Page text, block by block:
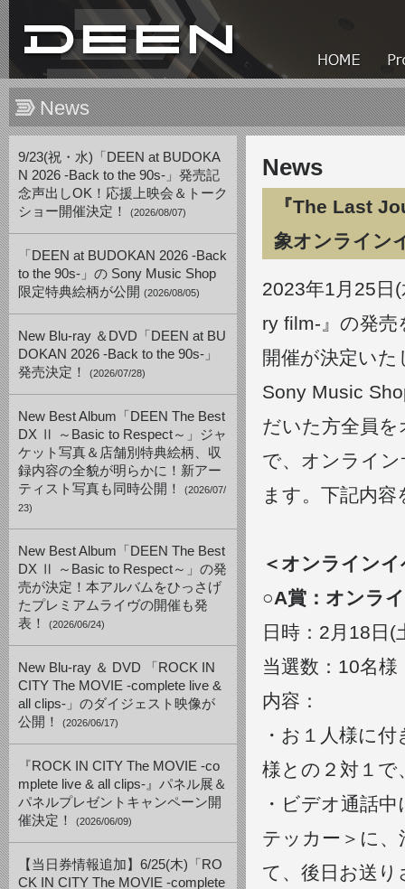
News
9/23(祝・水)「DEEN at BUDOKA
N 2026 -Back to the 90s-」発売記
念声出しOK！応援上映会＆トーク
ショー開催決定！
(2026/08/07)
「DEEN at BUDOKAN 2026 -Back
to the 90s-」の Sony Music Shop
限定特典絵柄が公開 (2026/08/05)
New Blu-ray ＆DVD「DEEN at BU
DOKAN 2026 -Back to the 90s-」
発売決定！
(2026/07/28)
New Best Album「DEEN The Best
DX Ⅱ ～Basic to Respect～」ジャ
ケット写真＆店舗別特典絵柄、収
録内容の全貌が明らかに！新アー
ティスト写真も同時公開！
(2026/07/
23)
New Best Album「DEEN The Best
DX Ⅱ ～Basic to Respect～」の発
売が決定！本アルバムをひっさげ
たプレミアムライヴの開催も発
表！
(2026/06/24)
New Blu-ray ＆ DVD 「ROCK IN
CITY The MOVIE -complete live &
all clips-」のダイジェスト映像が
公開！
(2026/06/17)
『ROCK IN CITY The MOVIE -co
mplete live & all clips-』パネル展＆
パネルプレゼントキャンペーン開
催決定！
(2026/06/09)
【当日券情報追加】6/25(木)「RO
CK IN CITY The MOVIE -complete
News
『The Last
象オンライン
2023年1月25日
ry film-』の発
開催が決定い
Sony Music
だいた方全員
で、オンライ
ます。下記内
＜オンライン
○A賞：オンラ
日時：2月18日
当選数：10名
内容：
・お１人様に
様との２対１
・ビデオ通話
テッカー＞に
て、後日お送